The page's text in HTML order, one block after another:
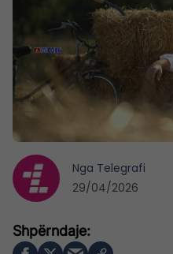
Nga Telegrafi
29/04/2026